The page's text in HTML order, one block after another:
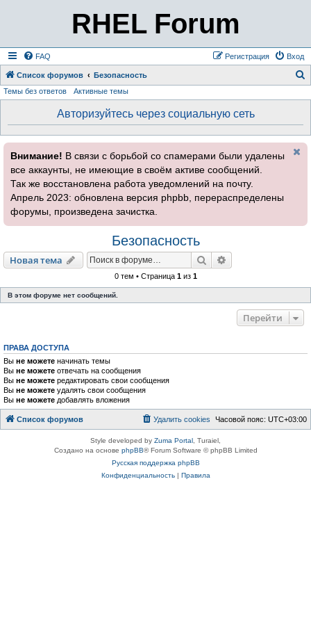
RHEL Forum
FAQ Вход
Регистрация
Список форумов Безопасность
Темы без ответов Активные темы
Авторизуйтесь через социальную сеть
Внимание! В связи с борьбой со спамерами были удалены
все аккаунты, не имеющие в своём активе сообщений.
Так же восстановлена работа уведомлений на почту.
Апрель 2023: обновлена версия phpbb, перераспределены
форумы, произведена зачистка.
Безопасность
Новая тема Поиск
0 тем • Страница 1из 1
В этом форуме нет сообщений.
Перейти
ПРАВА ДОСТУПА
Вы не можете начинать темы
Вы не можете отвечать на сообщения
Вы не можете редактировать свои сообщения
Вы не можете удалять свои сообщения
Вы не можете добавлять вложения
Список форумов Часовой пояс: UTC+03:00
Удалить cookies
Style developed by Zuma Portal , Turaiel,
Создано на основе phpBB® Forum Software © phpBB Limited
Русская поддержка phpBB
Конфиденциальность| Правила